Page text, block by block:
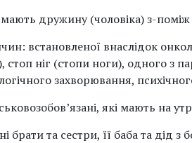
мають дружину (чоловіка) з-поміж
встановленої внаслідок
стоп ніг (стопи ноги), одного з
захворювання,
які мають на
брати та сестри, її баба та дід